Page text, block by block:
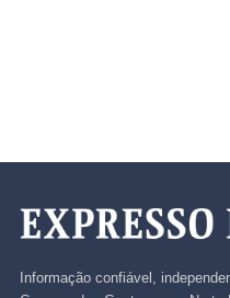
Informação confiável,